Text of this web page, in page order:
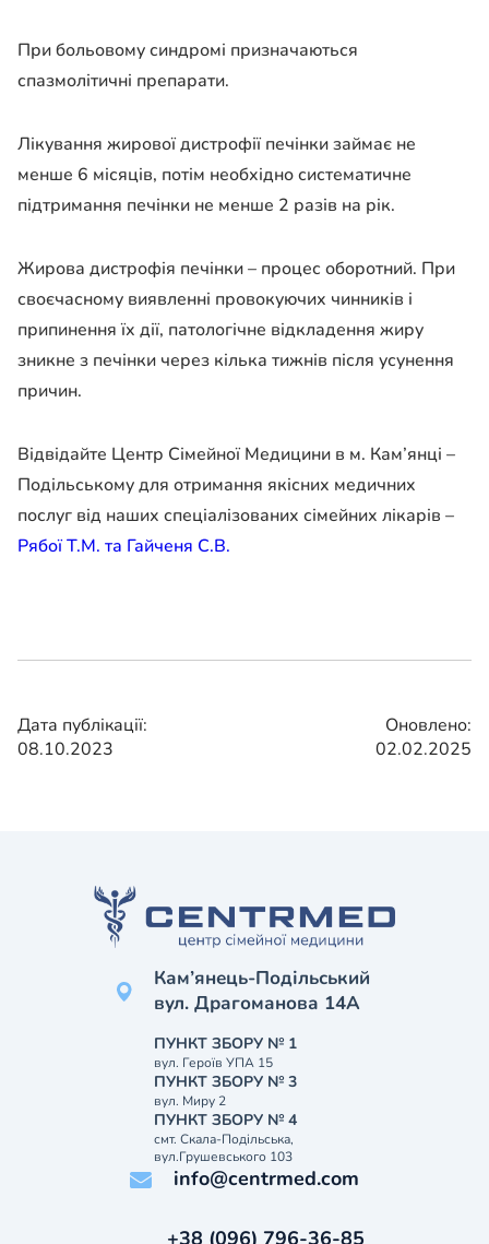
При больовому синдромі призначаються
спазмолітичні препарати.
Лікування жирової дистрофії печінки займає не
менше 6 місяців, потім необхідно систематичне
підтримання печінки не менше 2 разів на рік.
Жирова дистрофія печінки – процес оборотний. При
своєчасному виявленні провокуючих чинників і
припинення їх дії, патологічне відкладення жиру
зникне з печінки через кілька тижнів після усунення
причин.
Відвідайте Центр Сімейної Медицини в м. Кам’янці –
Подільському для отримання якісних медичних
послуг від наших спеціалізованих сімейних лікарів –
Рябої Т.М. та Гайченя С.В.
Дата публікації:
08.10.2023
Оновлено:
02.02.2025
Кам’янець-Подільський
вул. Драгоманова 14А
ПУНКТ ЗБОРУ № 1
вул. Героїв УПА 15
ПУНКТ ЗБОРУ № 3
вул. Миру 2
ПУНКТ ЗБОРУ № 4
смт. Скала-Подільська,
вул.Грушевського 103
info@centrmed.com